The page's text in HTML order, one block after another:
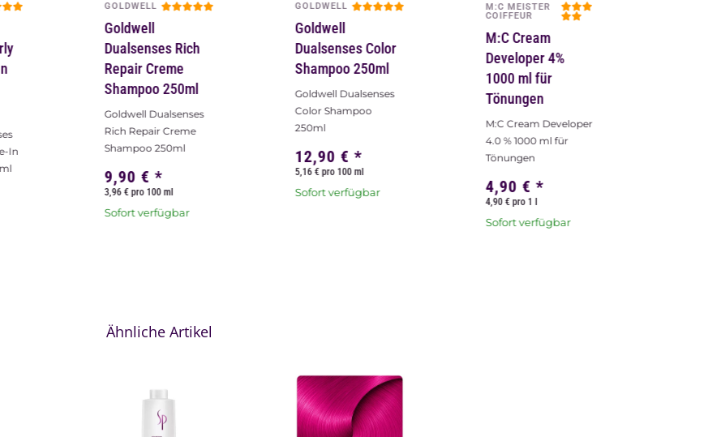
In
GOLDWELL
Goldwell
Dualsenses Rich
Repair Creme
Shampoo 250ml
Goldwell Dualsenses
Rich Repair Creme
Shampoo 250ml
9,90 €*
3,96 € pro 100 ml
Sofort verfügbar
GOLDWELL
Goldwell
Dualsenses Color
Shampoo 250ml
Goldwell Dualsenses
Color Shampoo
250ml
12,90 €*
5,16 € pro 100 ml
Sofort verfügbar
M:C MEISTER
COIFFEUR
M:C Cream
Developer 4%
1000 ml für
Tönungen
M:C Cream Developer
4.0 % 1000 ml für
Tönungen
4,90 €*
4,90 € pro 1 l
Sofort verfügbar
Ähnliche Artikel